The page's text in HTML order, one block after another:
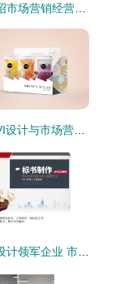
商务企业介绍市场营销经营计划客户服务图片设计素材 高清模板下载 23.55mb 工作计划ppt大全
深圳奶茶店VI设计与市场营销策划全攻略
双流县标书设计领军企业 市场营销策划成功案例分享